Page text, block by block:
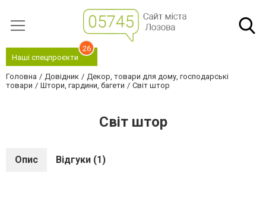
Наші спецпроєкти
26
Головна Довідник
Декор, товари для дому, господарські
товари
Штори, гардини, багети Світ штор
Світ штор
Опис Відгуки (1)